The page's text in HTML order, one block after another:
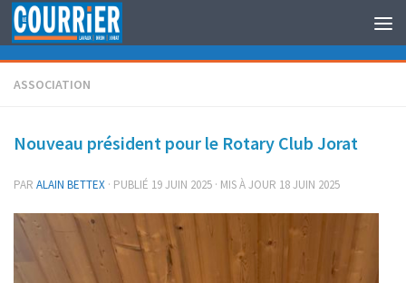
Au dessous du contenu
ASSOCIATION
Nouveau président pour le Rotary Club Jorat
PAR ALAIN BETTEX · PUBLIÉ 19 JUIN 2025 · MIS À JOUR 18 JUIN 2025